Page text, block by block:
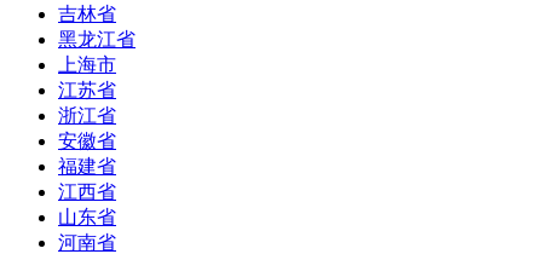
吉林省
黑龙江省
上海市
江苏省
浙江省
安徽省
福建省
江西省
山东省
河南省